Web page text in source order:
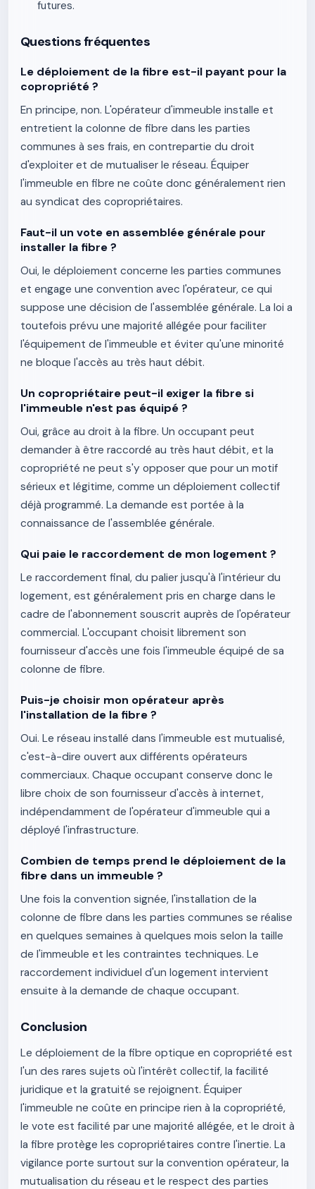
futures.
Questions fréquentes
Le déploiement de la fibre est-il payant pour la
copropriété ?
En principe, non. L'opérateur d'immeuble installe et
entretient la colonne de fibre dans les parties
communes à ses frais, en contrepartie du droit
d'exploiter et de mutualiser le réseau. Équiper
l'immeuble en fibre ne coûte donc généralement rien
au syndicat des copropriétaires.
Faut-il un vote en assemblée générale pour
installer la fibre ?
Oui, le déploiement concerne les parties communes
et engage une convention avec l'opérateur, ce qui
suppose une décision de l'assemblée générale. La loi a
toutefois prévu une majorité allégée pour faciliter
l'équipement de l'immeuble et éviter qu'une minorité
ne bloque l'accès au très haut débit.
Un copropriétaire peut-il exiger la fibre si
l'immeuble n'est pas équipé ?
Oui, grâce au droit à la fibre. Un occupant peut
demander à être raccordé au très haut débit, et la
copropriété ne peut s'y opposer que pour un motif
sérieux et légitime, comme un déploiement collectif
déjà programmé. La demande est portée à la
connaissance de l'assemblée générale.
Qui paie le raccordement de mon logement ?
Le raccordement final, du palier jusqu'à l'intérieur du
logement, est généralement pris en charge dans le
cadre de l'abonnement souscrit auprès de l'opérateur
commercial. L'occupant choisit librement son
fournisseur d'accès une fois l'immeuble équipé de sa
colonne de fibre.
Puis-je choisir mon opérateur après
l'installation de la fibre ?
Oui. Le réseau installé dans l'immeuble est mutualisé,
c'est-à-dire ouvert aux différents opérateurs
commerciaux. Chaque occupant conserve donc le
libre choix de son fournisseur d'accès à internet,
indépendamment de l'opérateur d'immeuble qui a
déployé l'infrastructure.
Combien de temps prend le déploiement de la
fibre dans un immeuble ?
Une fois la convention signée, l'installation de la
colonne de fibre dans les parties communes se réalise
en quelques semaines à quelques mois selon la taille
de l'immeuble et les contraintes techniques. Le
raccordement individuel d'un logement intervient
ensuite à la demande de chaque occupant.
Conclusion
Le déploiement de la fibre optique en copropriété est
l'un des rares sujets où l'intérêt collectif, la facilité
juridique et la gratuité se rejoignent. Équiper
l'immeuble ne coûte en principe rien à la copropriété,
le vote est facilité par une majorité allégée, et le droit à
la fibre protège les copropriétaires contre l'inertie. La
vigilance porte surtout sur la convention opérateur, la
mutualisation du réseau et le respect des parties